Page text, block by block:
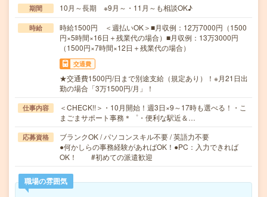
期間 10月～長期 ※9月～・11月～も相談OK♪
時給
時給1500円 ＜週払いOK＞■月収例：12万7000円（1500
円×5時間×16日＋残業代の場合）■月収例：13万3000円
（1500円×7時間×12日＋残業代の場合）
交通費
★交通費1500円/日まで別途支給（規定あり）！※月21日出
勤の場合「3万1500円/月」！
仕事内容
＜CHECK!!＞・10月開始！週3日×9～17時も選べる！・こ
まごまサポート事務＊゜・便利な駅近＆…
応募資格
ブランクOK / パソコンスキル不要 / 英語力不要
●何かしらの事務経験があればOK！●PC：入力できれば
OK！ #初めての派遣歓迎
職場の雰囲気